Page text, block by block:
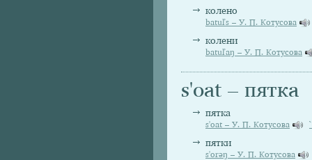
колено
batuľs – У. П. Котусова
колени
batuľaŋ – У. П. Котусова
s'oat – пятка
пятка
s'oat – У. П. Котусова
пятки
s'orəŋ – У. П. Котусова